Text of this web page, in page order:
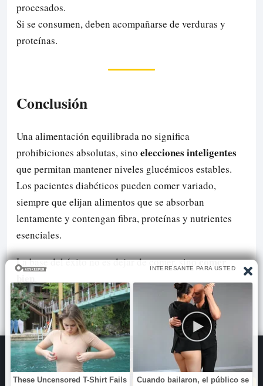
procesados.
Si se consumen, deben acompañarse de verduras y
proteínas.
Conclusión
Una alimentación equilibrada no significa
prohibiciones absolutas, sino elecciones inteligentes
que permitan mantener niveles glucémicos estables.
Los pacientes diabéticos pueden comer variado,
siempre que elijan alimentos que se absorban
lentamente y contengan fibra, proteínas y nutrientes
esenciales.
La base del éxito no es dejar de comer, sinocomer
bien
SOBRE NOSOTROSPOLITICA DE PRIVACIDAD Contacto
POLÍTICA DE COOKIES
Términos y Condiciones
Usamos cookies propias y de terceros para mejorar tu experiencia,
mostrar contenido personalizado y anuncios. Al continuar navegando
aceptas su uso.Mas informacion